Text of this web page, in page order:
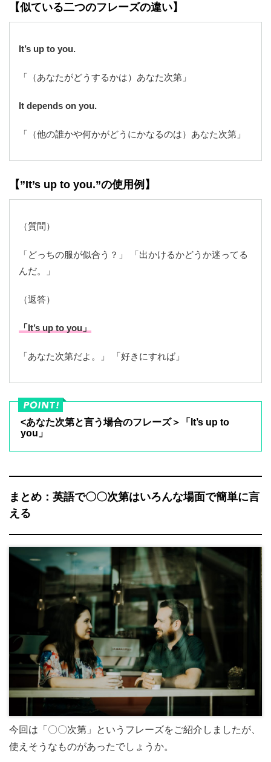
【似ている二つのフレーズの違い】
It’s up to you.
「（あなたがどうするかは）あなた次第」
It depends on you.
「（他の誰かや何かがどうにかなるのは）あなた次第」
【”It’s up to you.”の使用例】
（質問）
「どっちの服が似合う？」 「出かけるかどうか迷ってる
んだ。」
（返答）
「It’s up to you」
「あなた次第だよ。」 「好きにすれば」
<あなた次第と言う場合のフレーズ＞「It’s up to
you」
まとめ：英語で〇〇次第はいろんな場面で簡単に言
える
今回は「〇〇次第」というフレーズをご紹介しましたが、
使えそうなものがあったでしょうか。